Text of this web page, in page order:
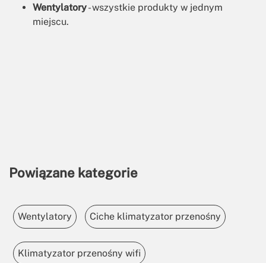
Wentylatory- wszystkie produkty w jednym
miejscu.
Powiązane kategorie
Wentylatory Ciche klimatyzator przenośny
Klimatyzator przenośny wifi